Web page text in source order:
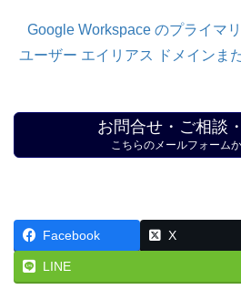
Google Workspace のプライマ
ユーザー エイリアス ドメインま
お問合せ・ご相談
こちらのメールフォーム
Facebook X
LINE